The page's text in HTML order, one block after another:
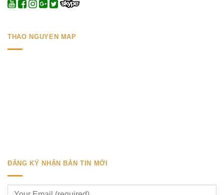
THAO NGUYEN MAP
ĐĂNG KÝ NHẬN BẢN TIN MỚI